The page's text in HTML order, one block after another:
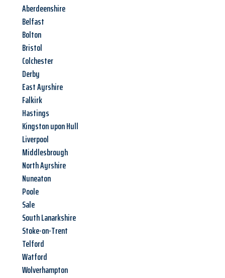
Aberdeenshire
Belfast
Bolton
Bristol
Colchester
Derby
East Ayrshire
Falkirk
Hastings
Kingston upon Hull
Liverpool
Middlesbrough
North Ayrshire
Nuneaton
Poole
Sale
South Lanarkshire
Stoke-on-Trent
Telford
Watford
Wolverhampton